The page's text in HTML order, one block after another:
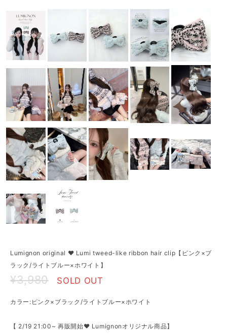
Lumignon original ♥ Lumi tweed-like ribbon hair clip【ピンク×ブ
ラック/ライトブルー×ホワイト】
¥3,980 SOLD OUT
カラー:ピンク×ブラック/ライトブルー×ホワイト
【 2/19 21:00~ 再販開始♥ Lumignonオリジナル商品】